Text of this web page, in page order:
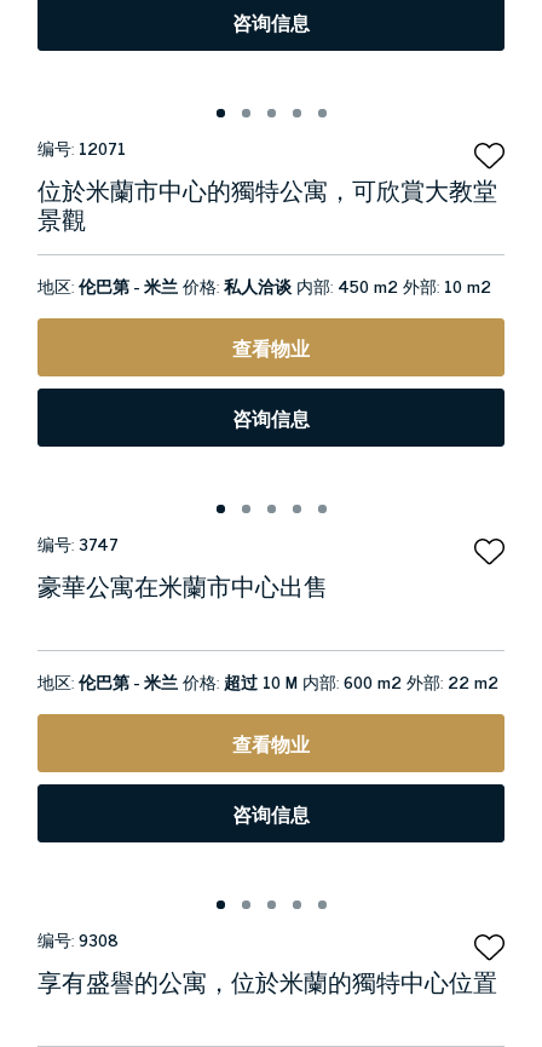
咨询信息
编号: 12071
位於米蘭市中心的獨特公寓，可欣賞大教堂
景觀
地区:伦巴第 - 米兰价格:私人洽谈 内部: 450 m2外部: 10 m2
查看物业
咨询信息
编号:3747
豪華公寓在米蘭市中心出售
地区:伦巴第 - 米兰价格: 超过 10 M 内部:600 m2外部: 22 m2
查看物业
咨询信息
编号:9308
享有盛譽的公寓，位於米蘭的獨特中心位置